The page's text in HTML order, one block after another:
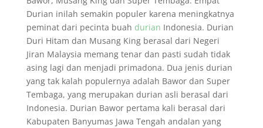
Durian inilah semakin populer karena meningkatnya
peminat dari pecinta buah durian Indonesia. Durian
Duri Hitam dan Musang King berasal dari Negeri
Jiran Malaysia memang tenar dan pasti sudah tidak
asing lagi dan menjadi primadona. Dua jenis durian
yang tak kalah populernya adalah Bawor dan Super
Tembaga, yang merupakan durian asli berasal dari
Indonesia. Durian Bawor pertama kali berasal dari
Kabupaten Banyumas Jawa Tengah andalan yang